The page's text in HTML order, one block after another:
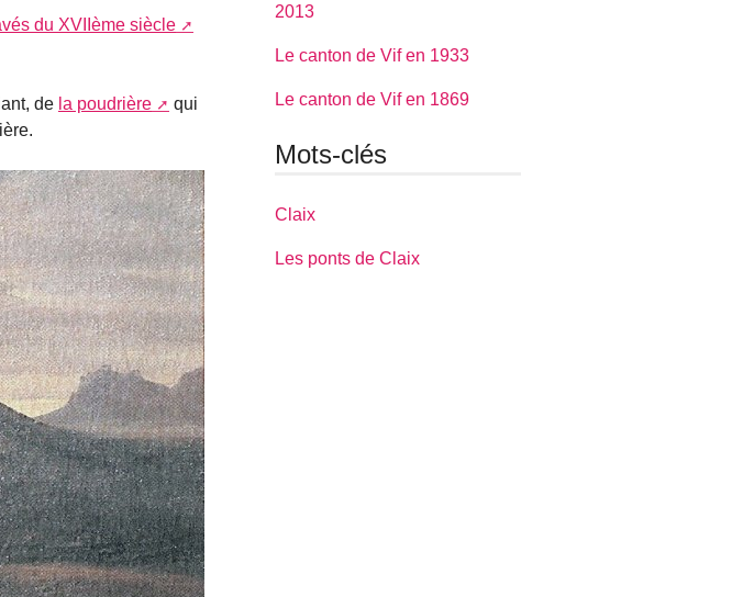
du XVIIème siècle
de la poudrière
qui
2013
Le canton de Vif en 1933
Le canton de Vif en 1869
Mots-clés
Claix
Les ponts de Claix